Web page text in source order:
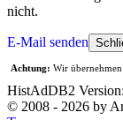
nicht.
E-Mail senden
Achtung: Wir
HistAdDB2
© 2008 - 2026 by